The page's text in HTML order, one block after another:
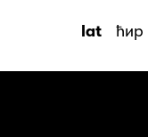
Savremene Umetnosti
lat ћир